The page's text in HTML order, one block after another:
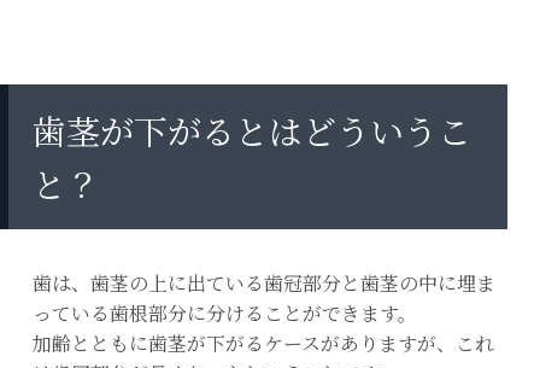
歯茎が下がるとはどういうこ
と？
歯は、歯茎の上に出ている歯冠部分と歯茎の中に埋ま
っている歯根部分に分けることができます。
加齢とともに歯茎が下がるケースがありますが、これ